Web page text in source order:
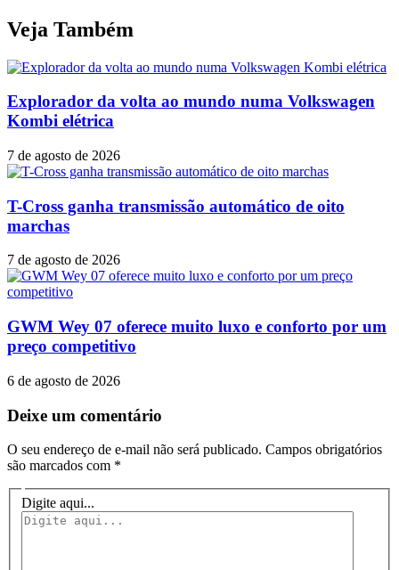
Veja Também
Explorador da volta ao mundo numa Volkswagen
Kombi elétrica
7 de agosto de 2026
T-Cross ganha transmissão automático de oito
marchas
7 de agosto de 2026
GWM Wey 07 oferece muito luxo e conforto por um
preço competitivo
6 de agosto de 2026
Deixe um comentário
O seu endereço de e-mail não será publicado. Campos obrigatórios
são marcados com *
Digite aqui...